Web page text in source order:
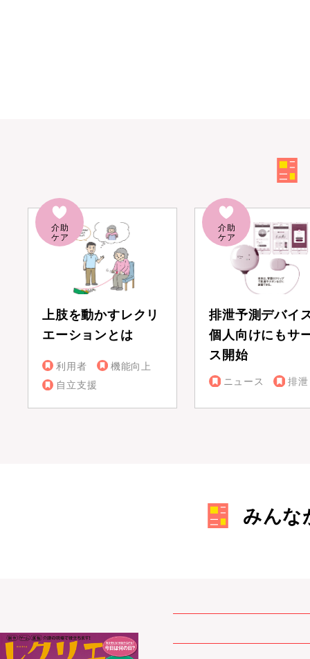
上肢を動かすレクリ
エーションとは
利用者
機能向上
自立支援
排泄予測デバイ
個人向けにもサ
ス開始
ニュース 排泄
みんな